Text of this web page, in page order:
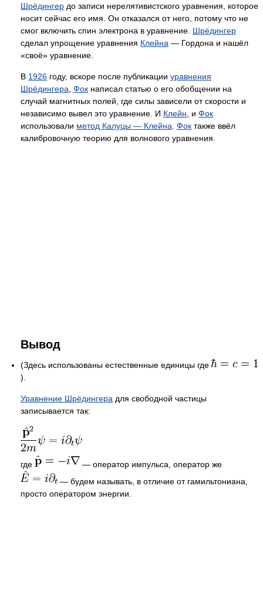
Шрёдингер до записи нерелятивистского уравнения, которое
носит сейчас его имя. Он отказался от него, потому что не
смог включить спин электрона в уравнение. Шрёдингер
сделал упрощение уравнения Клейна — Гордона и нашёл
«своё» уравнение.
В 1926 году, вскоре после публикации уравнения
Шрёдингера Фок написал статью о его обобщении на
случай магнитных полей, где силы зависели от скорости и
независимо вывел это уравнение. И Клейн , и Фок
использовали метод Калуцы — Клейна Фок также ввёл
калибровочную теорию для волнового уравнения.
Вывод
(Здесь использованы естественные единицы где
).
Уравнение Шрёдингера для свободной частицы
записывается так:
где
— оператор импульса, оператор же
— будем называть, в отличие от гамильтониана,
просто оператором энергии.